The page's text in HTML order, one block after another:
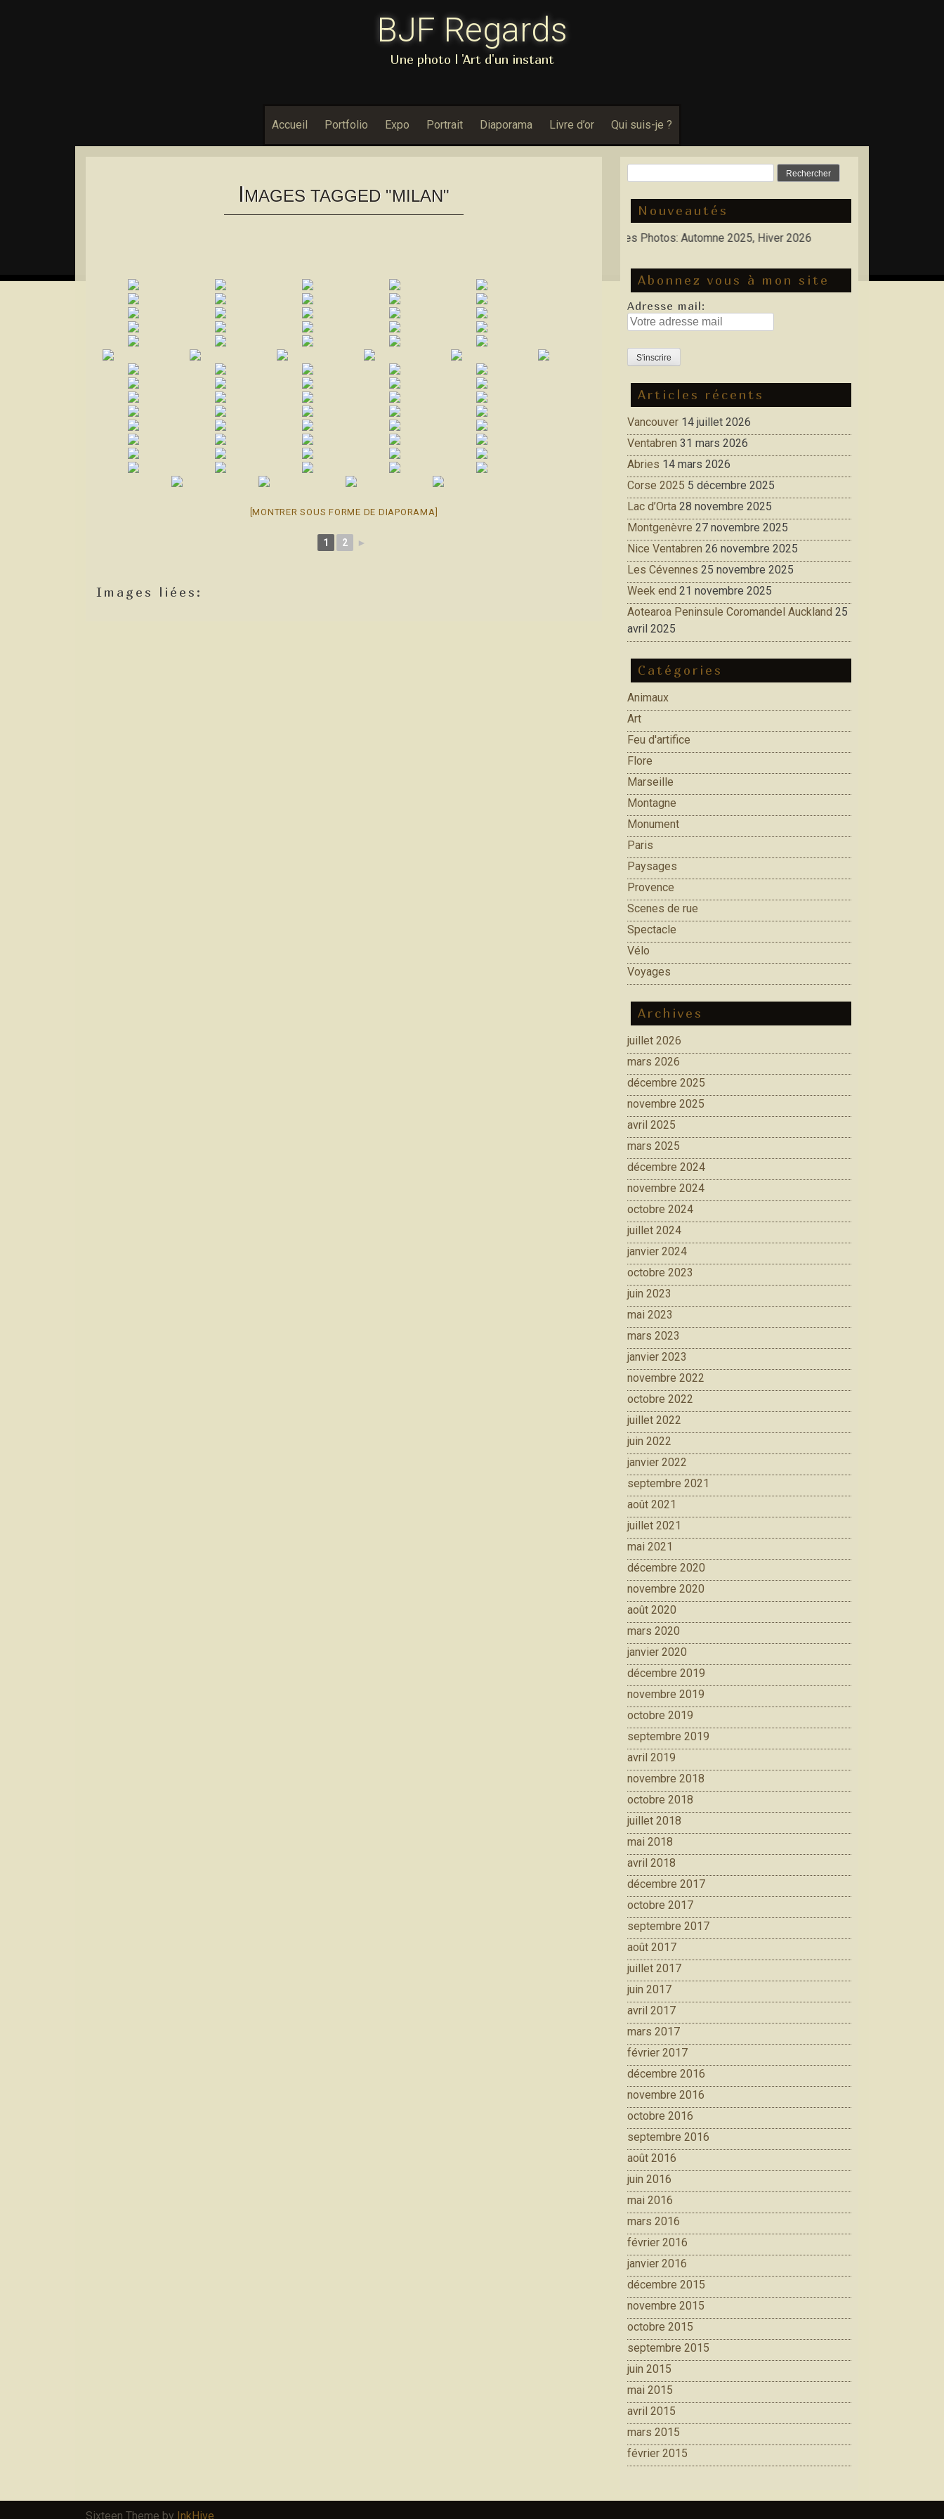
BJF Regards
Une photo l 'Art d'un instant
Accueil Portfolio Expo Portrait Diaporama Livre d’or Qui suis-je ?
IMAGES TAGGED "MILAN"
[MONTRER SOUS FORME DE DIAPORAMA]
1 2 ►
Images liées:
Nouveautés
Dans Porfolio : Nouvelles Photos: Automne 2025, Hiver 2026
Abonnez vous à mon site
Adresse mail:
Articles récents
Vancouver 14 juillet 2026
Ventabren 31 mars 2026
Abries 14 mars 2026
Corse 2025 5 décembre 2025
Lac d’Orta 28 novembre 2025
Montgenèvre 27 novembre 2025
Nice Ventabren 26 novembre 2025
Les Cévennes 25 novembre 2025
Week end 21 novembre 2025
Aotearoa Peninsule Coromandel Auckland 25
avril 2025
Catégories
Animaux
Art
Feu d'artifice
Flore
Marseille
Montagne
Monument
Paris
Paysages
Provence
Scenes de rue
Spectacle
Vélo
Voyages
Archives
juillet 2026
mars 2026
décembre 2025
novembre 2025
avril 2025
mars 2025
décembre 2024
novembre 2024
octobre 2024
juillet 2024
janvier 2024
octobre 2023
juin 2023
mai 2023
mars 2023
janvier 2023
novembre 2022
octobre 2022
juillet 2022
juin 2022
janvier 2022
septembre 2021
août 2021
juillet 2021
mai 2021
décembre 2020
novembre 2020
août 2020
mars 2020
janvier 2020
décembre 2019
novembre 2019
octobre 2019
septembre 2019
avril 2019
novembre 2018
octobre 2018
juillet 2018
mai 2018
avril 2018
décembre 2017
octobre 2017
septembre 2017
août 2017
juillet 2017
juin 2017
avril 2017
mars 2017
février 2017
décembre 2016
novembre 2016
octobre 2016
septembre 2016
août 2016
juin 2016
mai 2016
mars 2016
février 2016
janvier 2016
décembre 2015
novembre 2015
octobre 2015
septembre 2015
juin 2015
mai 2015
avril 2015
mars 2015
février 2015
Sixteen Theme by InkHive